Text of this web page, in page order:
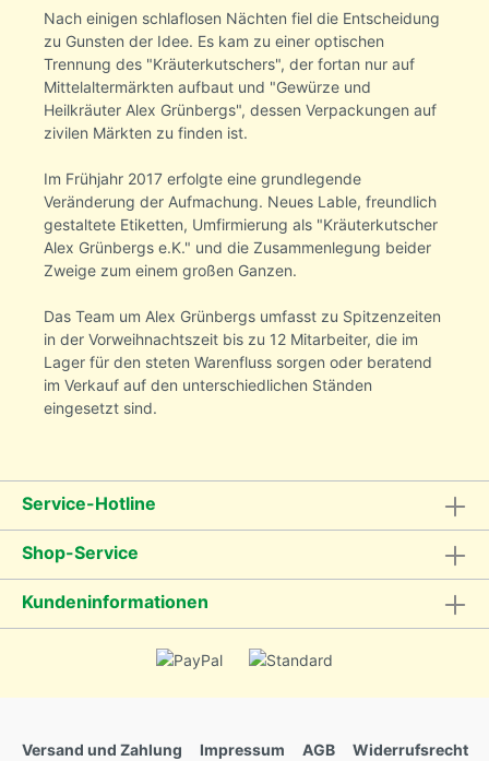
Nach einigen schlaflosen Nächten fiel die Entscheidung
zu Gunsten der Idee. Es kam zu einer optischen
Trennung des "Kräuterkutschers", der fortan nur auf
Mittelaltermärkten aufbaut und "Gewürze und
Heilkräuter Alex Grünbergs", dessen Verpackungen auf
zivilen Märkten zu finden ist.
Im Frühjahr 2017 erfolgte eine grundlegende
Veränderung der Aufmachung. Neues Lable, freundlich
gestaltete Etiketten, Umfirmierung als "Kräuterkutscher
Alex Grünbergs e.K." und die Zusammenlegung beider
Zweige zum einem großen Ganzen.
Das Team um Alex Grünbergs umfasst zu Spitzenzeiten
in der Vorweihnachtszeit bis zu 12 Mitarbeiter, die im
Lager für den steten Warenfluss sorgen oder beratend
im Verkauf auf den unterschiedlichen Ständen
eingesetzt sind.
Service-Hotline
Shop-Service
Kundeninformationen
Versand und Zahlung Impressum AGB Widerrufsrecht